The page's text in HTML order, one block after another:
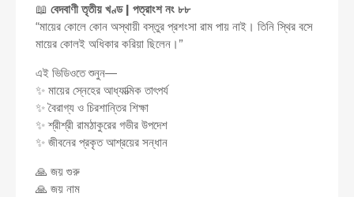
📖 বেদবাণী তৃতীয় খণ্ড | পত্রাংশ নং ৮৮
“মায়ের কোলে কোন অস্থায়ী বস্তুর প্রশংসা রাম পায় নাই। তিনি স্থির বসে
মায়ের কোলই অধিকার করিয়া ছিলেন।”
এই ভিডিওতে শুনুন—
✨ মায়ের স্নেহের আধ্যাত্মিক তাৎপর্য
✨ বৈরাগ্য ও চিরশান্তির শিক্ষা
✨ শ্রীশ্রী রামঠাকুরের গভীর উপদেশ
✨ জীবনের প্রকৃত আশ্রয়ের সন্ধান
🙏 জয় গুরু
🙏 জয় নাম